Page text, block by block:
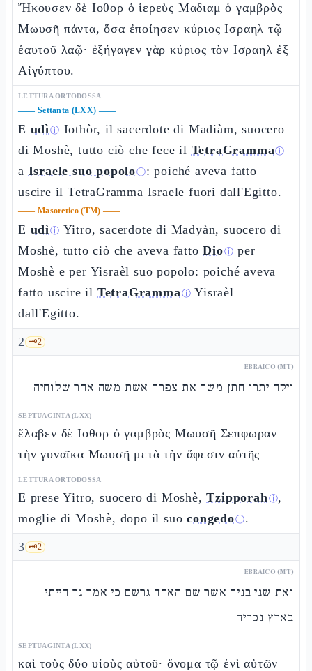
Ἤκουσεν δὲ Ιοθορ ὁ ἱερεὺς Μαδιαμ ὁ γαμβρὸς
Μωυσῆ πάντα, ὅσα ἐποίησεν κύριος Ισραηλ τῷ
ἑαυτοῦ λαῷ· ἐξήγαγεν γὰρ κύριος τὸν Ισραηλ ἐξ
Αἰγύπτου.
LETTURA ORTODOSSA
—— Settanta (LXX) ——
E udìⓘ Iothòr, il sacerdote di Madiàm, suocero
di Moshè, tutto ciò che fece il TetraGrammaⓘ
a Israele suo popoloⓘ: poiché aveva fatto
uscire il TetraGramma Israele fuori dall'Egitto.
—— Masoretico (TM) ——
E udìⓘ Yitro, sacerdote di Madyàn, suocero di
Moshè, tutto ciò che aveva fattoDioⓘ per
Moshè e per Yisraèl suo popolo: poiché aveva
fatto uscire il TetraGrammaⓘ Yisraèl
dall'Egitto.
2 🗝️2
EBRAICO (MT)
ויקח יתרו חתן משה את צפרה אשת משה אחר שלוחיה
SEPTUAGINTA (LXX)
ἔλαβεν δὲ Ιοθορ ὁ γαμβρὸς Μωυσῆ Σεπφωραν
τὴν γυναῖκα Μωυσῆ μετὰ τὴν ἄφεσιν αὐτῆς
LETTURA ORTODOSSA
E prese Yitro, suocero di Moshè,Tzipporahⓘ,
moglie di Moshè, dopo il suocongedoⓘ.
3 🗝️2
EBRAICO (MT)
ואת שני בניה אשר שם האחד גרשם כי אמר גר הייתי
בארץ נכריה
SEPTUAGINTA (LXX)
καὶ τοὺς δύο υἱοὺς αὐτοῦ· ὄνομα τῷ ἑνὶ αὐτῶν